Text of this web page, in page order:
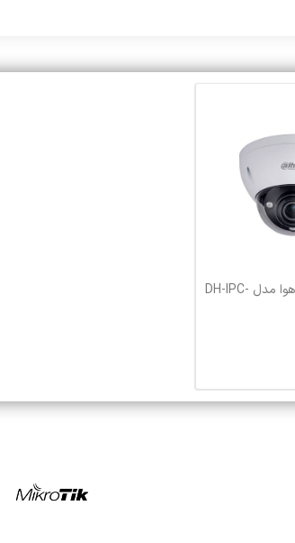
دوربین مداربسته داهوا مدل DH-IPC-